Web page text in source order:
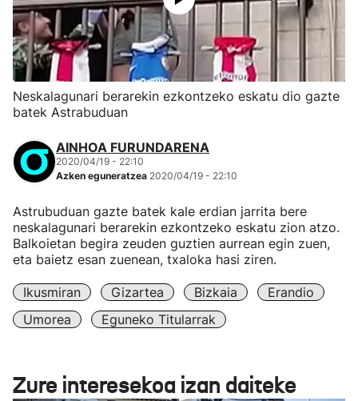
Neskalagunari berarekin ezkontzeko eskatu dio gazte
batek Astrabuduan
AINHOA FURUNDARENA
2020/04/19 - 22:10
Azken eguneratzea 2020/04/19 - 22:10
Astrubuduan gazte batek kale erdian jarrita bere
neskalagunari berarekin ezkontzeko eskatu zion atzo.
Balkoietan begira zeuden guztien aurrean egin zuen,
eta baietz esan zuenean, txaloka hasi ziren.
Ikusmiran Gizartea Bizkaia
Erandio
Umorea
Eguneko Titularrak
Zure interesekoa izan daiteke